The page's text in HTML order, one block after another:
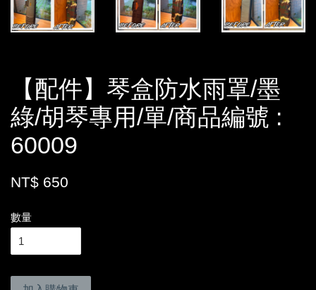
【配件】琴盒防水雨罩/墨
綠/胡琴專用/單/商品編號 :
60009
NT$ 650
數量